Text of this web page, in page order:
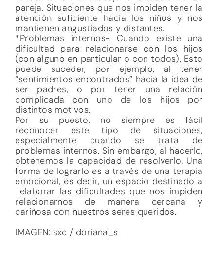
pareja. Situaciones que nos impiden tener la
atención suficiente hacia los niños y nos
mantienen angustiados y distantes.
*Problemas internos- Cuando existe una
dificultad para relacionarse con los hijos
(con alguno en particular o con todos). Esto
puede suceder, por ejemplo, al tener
“sentimientos encontrados” hacia la idea de
ser padres, o por tener una relación
complicada con uno de los hijos por
distintos motivos.
Por su puesto, no siempre es fácil
reconocer este tipo de situaciones,
especialmente cuando se trata de
problemas internos. Sin embargo, al hacerlo,
obtenemos la capacidad de resolverlo. Una
forma de lograrlo es a través de una terapia
emocional, es decir, un espacio destinado a
elaborar las dificultades que nos impiden
relacionarnos de manera cercana y
cariñosa con nuestros seres queridos.
IMAGEN: sxc / doriana_s